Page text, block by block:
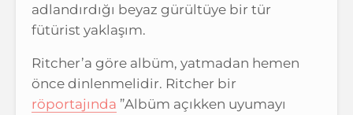
adlandırdığı beyaz gürültüye bir tür
fütürist yaklaşım.
Ritcher’a göre albüm, yatmadan hemen
önce dinlenmelidir. Ritcher bir
röportajında ”Albüm açıkken uyumayı